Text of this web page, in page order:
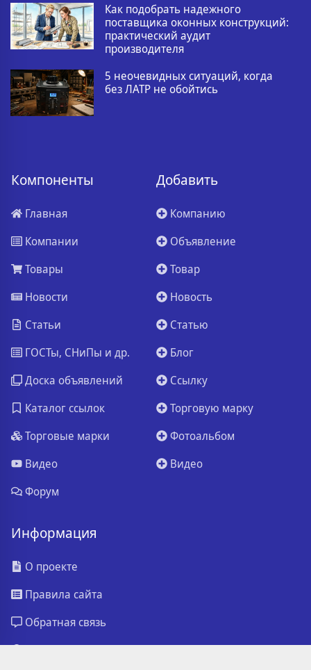
Как подобрать надежного
поставщика оконных конструкций:
практический аудит
производителя
5 неочевидных ситуаций, когда
без ЛАТР не обойтись
Компоненты
Главная
Компании
Товары
Новости
Статьи
ГОСТы, СНиПы и др.
Доска объявлений
Каталог ссылок
Торговые марки
Видео
Форум
Добавить
Компанию
Объявление
Товар
Новость
Статью
Блог
Ссылку
Торговую марку
Фотоальбом
Видео
Информация
О проекте
Правила сайта
Обратная связь
Реклама на сайте